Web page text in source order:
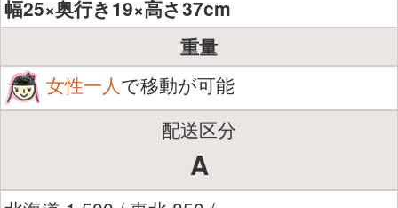
幅25×奥行き19×高さ37cm
重量
女性一人で移動が可能
配送区分
A